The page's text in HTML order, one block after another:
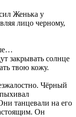
Женька у
лицо черному,
закрывать солнце
твою кожу.
Чёрный
танцевали на его
Он